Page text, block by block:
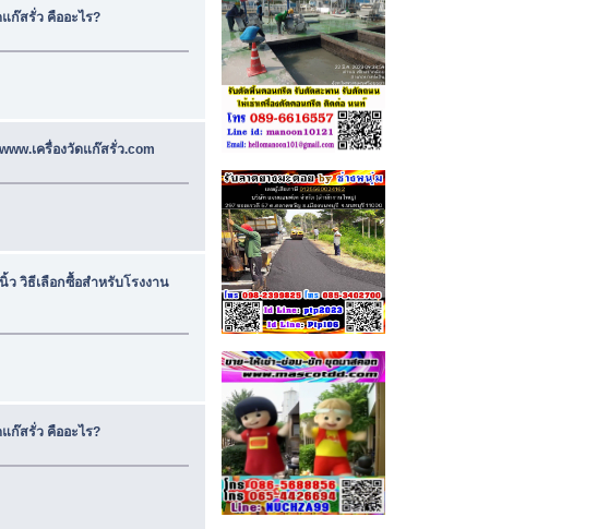
ก๊สรั่ว คืออะไร?
เครื่องวัดแก๊สรั่ว.com
วิธีเลือกซื้อสำหรับโรงงาน
แก๊สรั่ว คืออะไร?